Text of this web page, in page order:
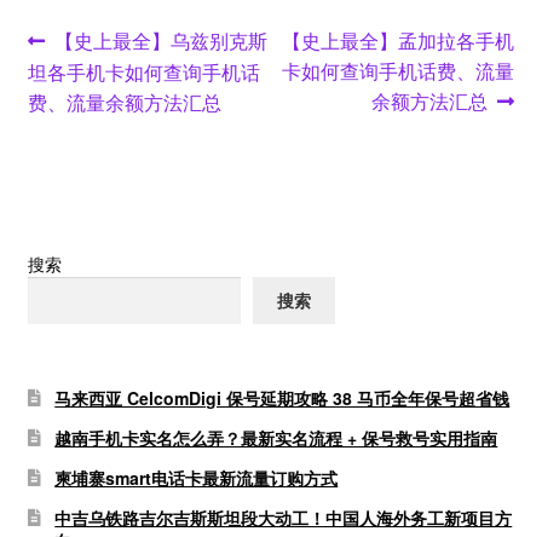
文
章
Previous
post:
【史上最全】乌兹别克斯
坦各手机卡如何查询手机话
费、流量余额方法汇总
Next
post:
【史上最全】孟加拉各手机
卡如何查询手机话费、流量
余额方法汇总
搜索
搜索
马来西亚 CelcomDigi 保号延期攻略 38 马币全年保号超省钱
越南手机卡实名怎么弄？最新实名流程 + 保号救号实用指南
柬埔寨smart电话卡最新流量订购方式
中吉乌铁路吉尔吉斯斯坦段大动工！中国人海外务工新项目方